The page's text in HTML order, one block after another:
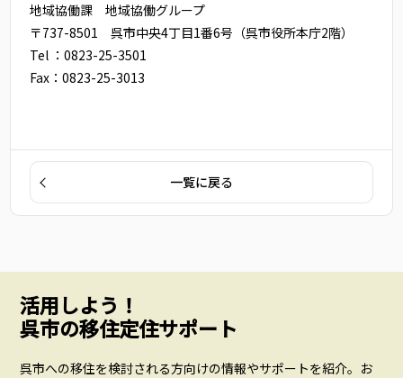
地域協働課 地域協働グループ
〒737-8501 呉市中央4丁目1番6号（呉市役所本庁2階）
Tel ：0823-25-3501
Fax：0823-25-3013
一覧に戻る
活用しよう！
呉市の移住定住サポート
呉市への移住を検討される方向けの情報やサポートを紹介。お